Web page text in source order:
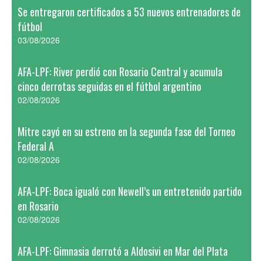
Se entregaron certificados a 53 nuevos entrenadores de
fútbol
03/08/2026
AFA-LPF: River perdió con Rosario Central y acumula
cinco derrotas seguidas en el fútbol argentino
02/08/2026
Mitre cayó en su estreno en la segunda fase del Torneo
Federal A
02/08/2026
AFA-LPF: Boca igualó con Newell’s un entretenido partido
en Rosario
02/08/2026
AFA-LPF: Gimnasia derrotó a Aldosivi en Mar del Plata